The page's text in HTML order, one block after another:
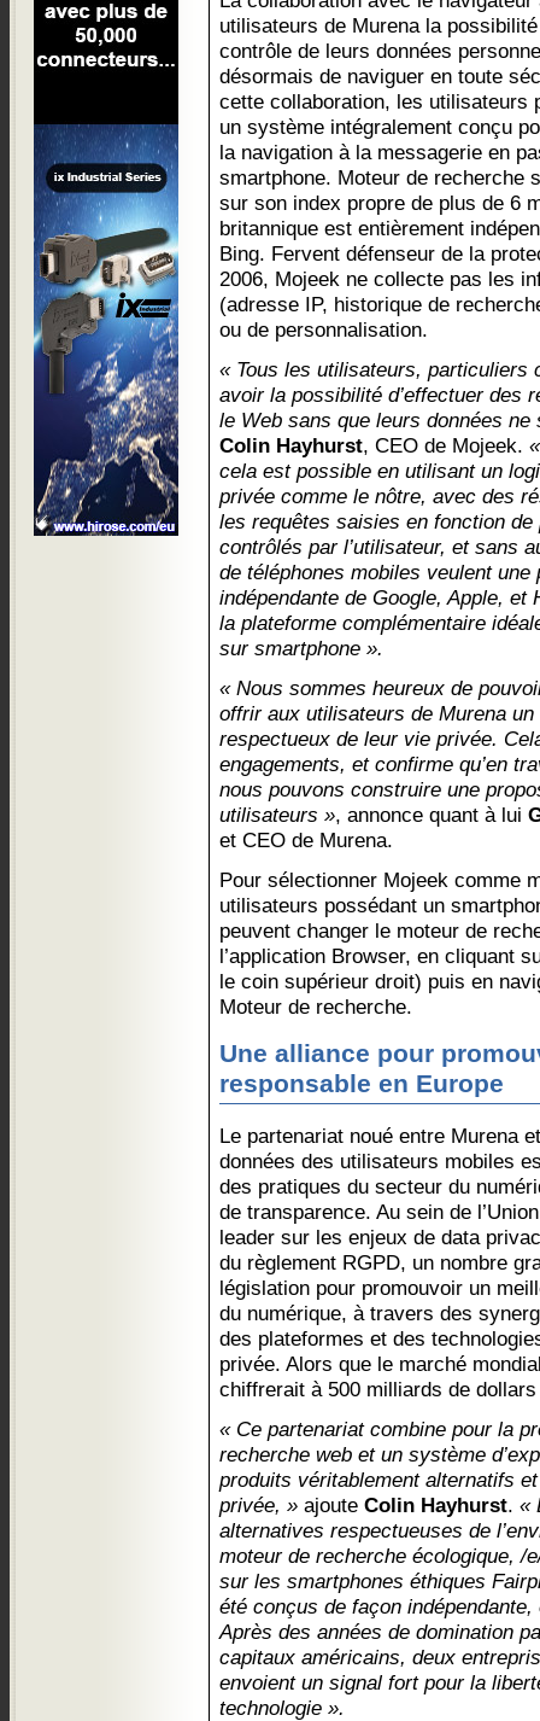
utilisateurs de Murena la
contrôle de leurs données
désormais de naviguer en toute
cette collaboration, les utilisateurs
un système intégralement conçu
la navigation à la messagerie en
smartphone. Moteur de recherche
sur son index propre de plus de 6
britannique est entièrement
Bing. Fervent défenseur de la
2006, Mojeek ne collecte pas les
(adresse IP, historique de
ou de personnalisation.
« Tous les utilisateurs, particuliers
avoir la possibilité d’effectuer des
le Web sans que leurs données
Colin Hayhurst, CEO de Mojeek.
cela est possible en utilisant un
privée comme le nôtre, avec des
les requêtes saisies en fonction
contrôlés par l’utilisateur, et sans
de téléphones mobiles veulent
indépendante de Google, Apple,
la plateforme complémentaire
sur smartphone ».
« Nous sommes heureux de
offrir aux utilisateurs de Murena
respectueux de leur vie privée.
engagements, et confirme qu’en
nous pouvons construire une
utilisateurs », annonce quant à lui
et CEO de Murena.
Pour sélectionner Mojeek comme
utilisateurs possédant un
peuvent changer le moteur de
l’application Browser, en cliquant
le coin supérieur droit) puis en
Moteur de recherche.
Une alliance pour
responsable en Europe
Le partenariat noué entre Murena
données des utilisateurs mobiles
des pratiques du secteur du
de transparence. Au sein de
leader sur les enjeux de data
du règlement RGPD, un nombre
législation pour promouvoir un
du numérique, à travers des
des plateformes et des
privée. Alors que le marché
chiffrerait à 500 milliards de dollars
« Ce partenariat combine pour la
recherche web et un système
produits véritablement alternatifs
privée, » ajoute Colin Hayhurst. «
alternatives respectueuses de
moteur de recherche écologique, /
sur les smartphones éthiques
été conçus de façon
Après des années de domination
capitaux américains, deux
envoient un signal fort pour la
technologie ».